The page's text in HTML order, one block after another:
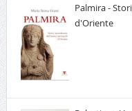
Palmira -
d'Oriente